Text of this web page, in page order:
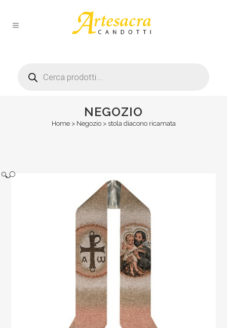
search
NEGOZIO
Home> Negozio> stola diacono ricamata
🔍